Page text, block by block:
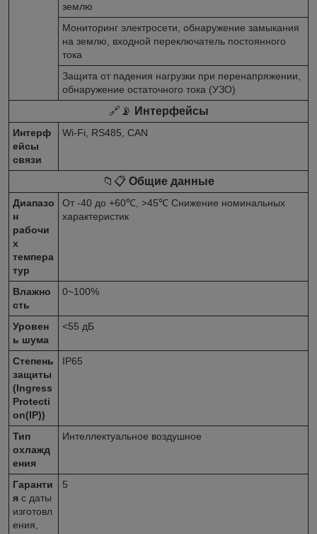
землю
Мониторинг электросети, обнаружение замыкания
на землю, входной переключатель постоянного
тока
Защита от падения нагрузки при перенапряжении,
обнаружение остаточного тока (УЗО)
🔗📡 Интерфейсы
Интерф
ейсы
связи
Wi-Fi, RS485, CAN
📁📋 Общие данные
Диапазо
н
рабочи
х
темпера
тур
От -40 до +60℃, >45℃ Снижение номинальных
характеристик
Влажно
сть
0~100%
Уровен
ь шума
<55 дБ
Степень
защиты
(Ingress
Protecti
on(IP))
IP65
Тип
охлажд
ения
Интеллектуальное воздушное
Гаранти
я с даты
изготовл
ения,
5